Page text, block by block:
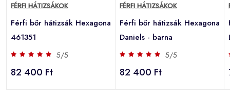
FÉRFI HÁTIZSÁKOK
Férfi bőr hátizsák Hexagona
461351
5/5
82 400 Ft
FÉRFI HÁTIZSÁKOK
Férfi bőr hátizsák Hexagona
Daniels - barna
5/5
82 400 Ft